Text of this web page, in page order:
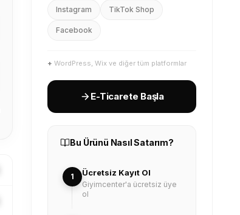
Instagram TikTok Shop
Facebook
+ WordPress, Wix ve diğer tüm platformlar
E-Ticarete Başla
Bu Ürünü Nasıl Satarım?
1 Ücretsiz Kayıt Ol
Giyimcenter'a ücretsiz üye
ol